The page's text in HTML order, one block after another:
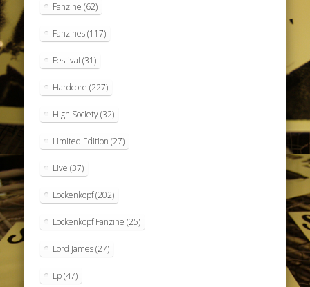
Fanzine (62)
Fanzines(117)
Festival (31)
Hardcore (227)
High Society(32)
Limited Edition (27)
Live (37)
Lockenkopf(202)
Lockenkopf Fanzine (25)
Lord James(27)
Lp(47)